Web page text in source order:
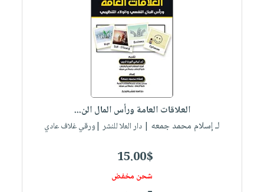
العلاقات العامة ورأس المال الن...
لـ إسلام محمد جمعه | دار العلا للنشر |ورقي غلاف عادي
15.00$
شحن مخفض